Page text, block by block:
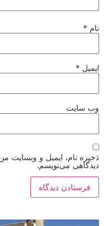
نام*
ایمیل*
وب‌ سایت
ذخیره نام، ایمیل و وبسایت
دیدگاهی می‌نویسم.